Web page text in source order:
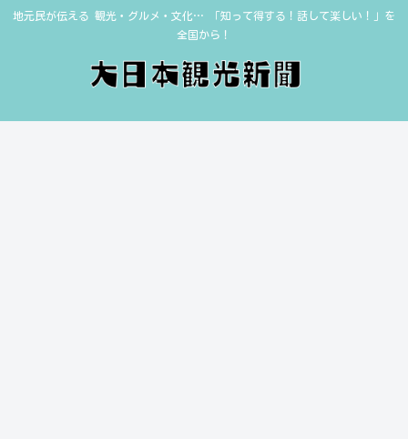
地元民が伝える 観光・グルメ・文化… 「知って得する！話して楽しい！」を
全国から！